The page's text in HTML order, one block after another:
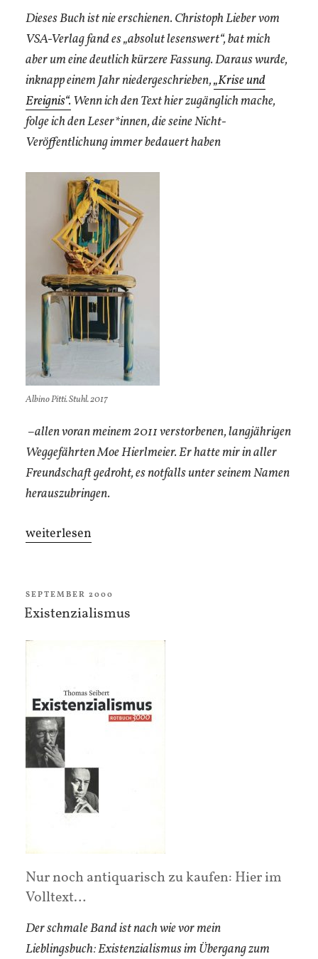
Dieses Buch ist nie erschienen. Christoph Lieber vom
VSA-Verlag fand es „absolut lesenswert“, bat mich
aber um eine deutlich kürzere Fassung. Daraus wurde,
inknapp einem Jahr niedergeschrieben,„Krise und
Ereignis“. Wenn ich den Text hier zugänglich mache,
folge ich den Leser*innen, die seine Nicht-
Veröffentlichung immer bedauert haben
Albino Pitti. Stuhl. 2017
–allen voran meinem 2011 verstorbenen, langjährigen
Weggefährten Moe Hierlmeier. Er hatte mir in aller
Freundschaft gedroht, es notfalls unter seinem Namen
herauszubringen.
„Hyperrevolution.
einem
aleatorischen
Materialismus“
weiterlesen
VERÖFFENTLICHT
AM
SEPTEMBER 2000
Existenzialismus
Nur noch antiquarisch zu kaufen: Hier im
Volltext…
Der schmale Band ist nach wie vor mein
Lieblingsbuch: Existenzialismus im Übergang zum